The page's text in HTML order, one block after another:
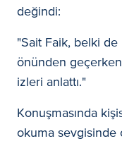
değindi:
"Sait Faik, belki
önünden
izleri anlattı."
Konuşmasında
okuma sevgisinde